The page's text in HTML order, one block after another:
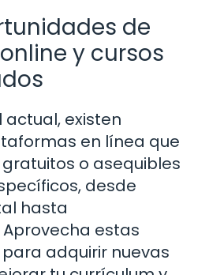
de
y cursos
actual, existen
en línea que
o asequibles
desde
hasta
estas
adquirir nuevas